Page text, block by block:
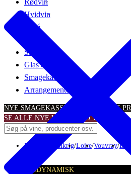
Hvidvin
Rosé
Søde vine
Glas & tilbehør
Smagekasser
Arrangementer
NYE SMAGEKASSER – TIL SKARPE
SE ALLE NYE VINTILBUDTILBUD
Hvidvin Frankrig/Loire/Vouvray/
BIODYNAMISK